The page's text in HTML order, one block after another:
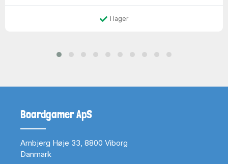
I lager
Boardgamer ApS
Arnbjerg Høje 33, 8800 Viborg
Danmark